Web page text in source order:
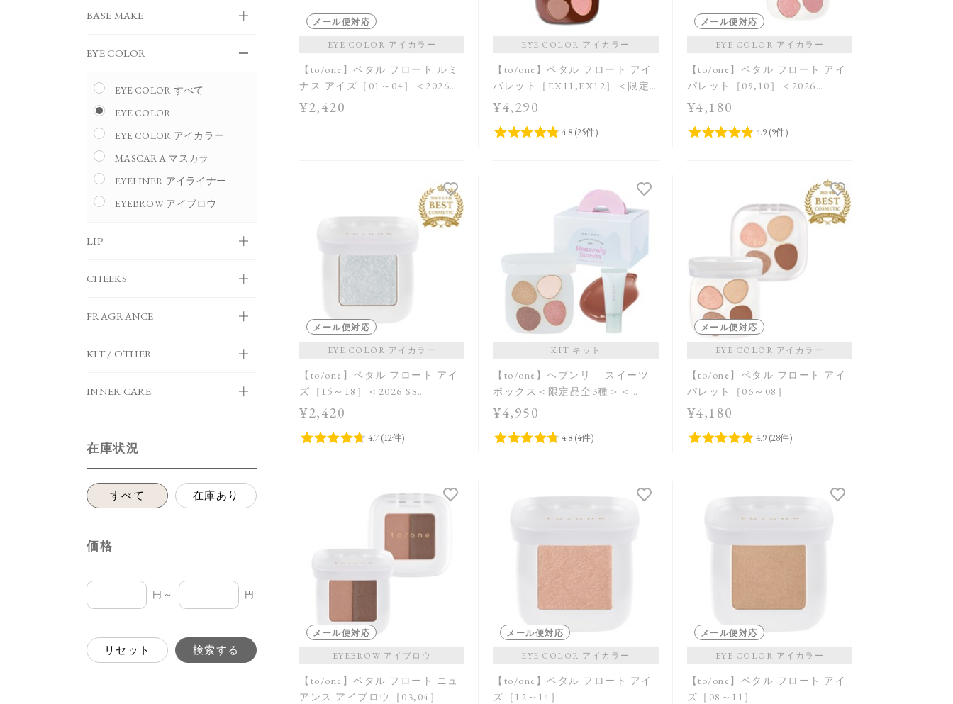
人気順
BASE MAKE
EYE COLOR
EYE COLOR すべて
EYE COLOR
EYE COLOR アイカラー
MASCARA マスカラ
EYELINER アイライナー
EYEBROW アイブロウ
LIP
CHEEKS
FRAGRANCE
KIT / OTHER
INNER CARE
在庫状況
すべて 在庫あり
価格
円～ 円
リセット 検索する
メール便対応
EYE COLOR アイカラー
【to/one】ペタル フロート ルミ
ナス アイズ［01～04］＜2026
AW Collection＞
¥2,420
EYE COLOR アイカラー
【to/one】ペタル フロート アイ
パレット［EX11,EX12］＜限定
品＞
¥4,290
メール便対応
EYE COLOR アイカラー
【to/one】ペタル フロート アイ
パレット［09,10］＜2026
Summer Collection＞
¥4,180
メール便対応
EYE COLOR アイカラー
【to/one】ペタル フロート アイ
ズ［15～18］＜2026 SS
Collection＞
¥2,420
KIT キット
【to/one】ヘブンリ― スイーツ
ボックス＜限定品全3種＞＜
Holiday Collection＞
¥4,950
メール便対応
EYE COLOR アイカラー
【to/one】ペタル フロート アイ
パレット［06～08］
¥4,180
メール便対応
EYEBROW アイブロウ
【to/one】ペタル フロート ニュ
アンス アイブロウ［03,04］
メール便対応
EYE COLOR アイカラー
【to/one】ペタル フロート アイ
ズ［12～14］
メール便対応
EYE COLOR アイカラー
【to/one】ペタル フロート アイ
ズ［08～11］